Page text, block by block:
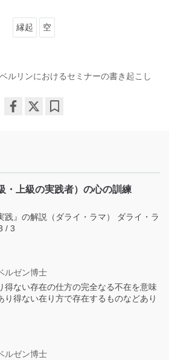
縁起 空
ルリンにおけるセミナーの書き起こし
・上級の実践者）の心の訓練
践』の解説（ダライ・ラマ） ダライ・ラ
/ 3
ルゼン博士
得ない存在の仕方の完全なる不在を意味
り得ない在り方で存在するものなどあり
ルゼン博士